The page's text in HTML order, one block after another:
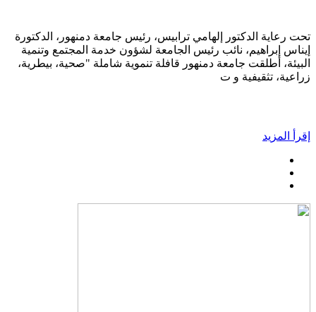
تحت رعاية الدكتور إلهامي ترابيس، رئيس جامعة دمنهور، الدكتورة
إيناس إبراهيم، نائب رئيس الجامعة لشؤون خدمة المجتمع وتنمية
البيئة، أطلقت جامعة دمنهور قافلة تنموية شاملة "صحية، بيطرية،
زراعية، تثقيفية و ت
إقرأ المزيد